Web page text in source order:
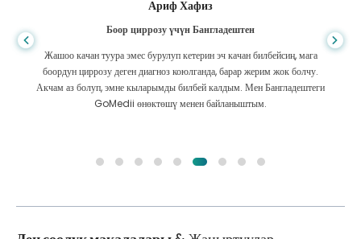
Ариф Хафиз
Боор циррозу үчүн Бангладештен
Жашоо качан туура эмес бурулуп кетерин эч качан билбейсиң, мага
боордун циррозу деген диагноз коюлганда, барар жерим жок болчу.
Акчам аз болуп, эмне кыларымды билбей калдым. Мен Бангладештеги
GoMedii өнөктөшү менен байланыштым.